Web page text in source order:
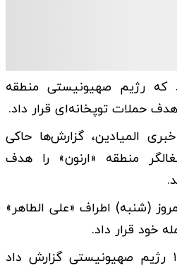
که رژیم صهیونیستی منطقه
حملات توپخانه‌ای قرار داد.
المیادین، گزارش‌ها حاکی
منطقه «ارنون» را هدف
(شنبه) اطراف «علی الطاهر»
خود قرار داد.
در همین راستا، کانال ۱۵ رژیم صهیونیستی گزارش داد